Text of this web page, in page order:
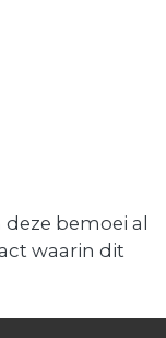
bemoei al
waarin dit